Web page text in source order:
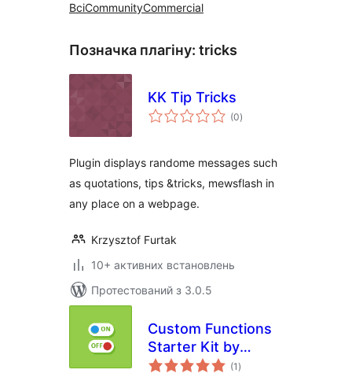
ВсіCommunityCommercial
Позначка плагіну: tricks
KK Tip Tricks
(0загальний
рейтинг
)
Plugin displays randome messages such
as quotations, tips &tricks, mewsflash in
any place on a webpage.
Krzysztof Furtak
10+ активних встановлень
Протестований з 3.0.5
Custom Functions
Starter Kit by
DraftPress
(1 загальний
рейтинг
)